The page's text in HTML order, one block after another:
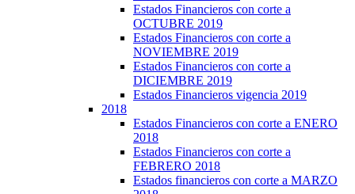
Estados Financieros con corte a
OCTUBRE 2019
Estados Financieros con corte a
NOVIEMBRE 2019
Estados Financieros con corte a
DICIEMBRE 2019
Estados Financieros vigencia 2019
2018
Estados Financieros con corte a ENERO
2018
Estados Financieros con corte a
FEBRERO 2018
Estados financieros con corte a MARZO